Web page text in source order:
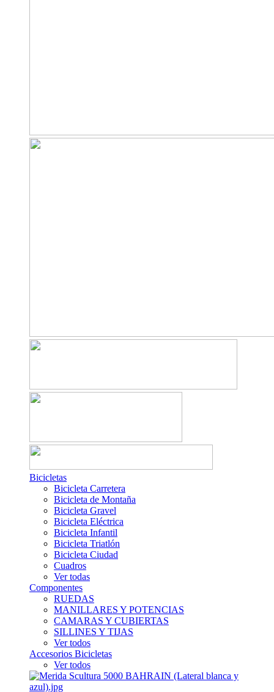
Bicicletas
Bicicleta Carretera
Bicicleta de Montaña
Bicicleta Gravel
Bicicleta Eléctrica
Bicicleta Infantil
Bicicleta Triatlón
Bicicleta Ciudad
Cuadros
Ver todas
Componentes
RUEDAS
MANILLARES Y POTENCIAS
CAMARAS Y CUBIERTAS
SILLINES Y TIJAS
Ver todos
Accesorios Bicicletas
Ver todos